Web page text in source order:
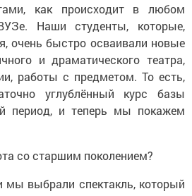
как происходит в любом
Наши студенты, которые,
очень быстро осваивали новые
и драматического театра,
работы с предметом. То есть,
углублённый курс базы
период, и теперь мы покажем
со старшим поколением?
выбрали спектакль, который